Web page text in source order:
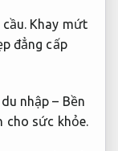
Khay mứt
đẳng cấp
nhập – Bền
cho sức khỏe.